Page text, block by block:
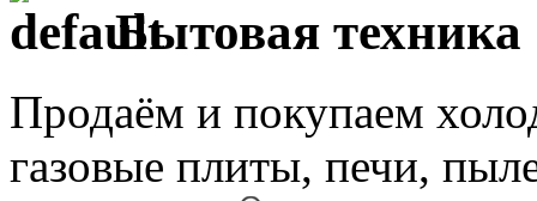
Бытовая техника
Продаём и покупаем
газовые плиты, печи,